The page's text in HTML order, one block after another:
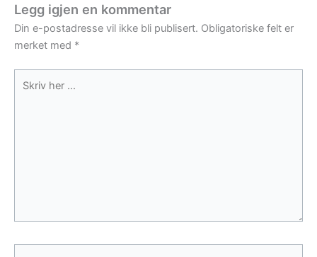
Legg igjen en kommentar
Din e-postadresse vil ikke bli publisert. Obligatoriske felt er
merket med *